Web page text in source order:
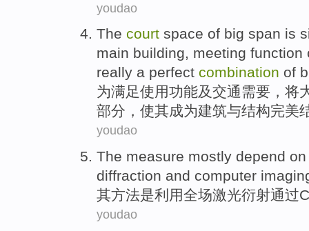
youdao
The court space of big span is
main building, meeting function
really a perfect combination of
为满足使用功能及交通需要 ，将
部分 ，使其成为建筑与结构完美
youdao
The measure mostly depend
diffraction and computer
其方法是利用全场激光衍射通过
youdao